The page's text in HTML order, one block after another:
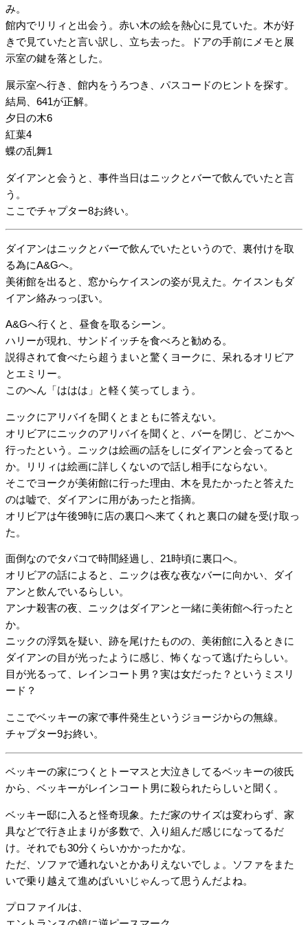
み。
館内でリリィと出会う。赤い木の絵を熱心に見ていた。木が好
きで見ていたと言い訳し、立ち去った。ドアの手前にメモと展
示室の鍵を落とした。
展示室へ行き、館内をうろつき、パスコードのヒントを探す。
結局、641が正解。
夕日の木6
紅葉4
蝶の乱舞1
ダイアンと会うと、事件当日はニックとバーで飲んでいたと言
う。
ここでチャプター8お終い。
ダイアンはニックとバーで飲んでいたというので、裏付けを取
る為にA&Gへ。
美術館を出ると、窓からケイスンの姿が見えた。ケイスンもダ
イアン絡みっっぽい。
A&Gへ行くと、昼食を取るシーン。
ハリーが現れ、サンドイッチを食べろと勧める。
説得されて食べたら超うまいと驚くヨークに、呆れるオリビア
とエミリー。
このへん「ははは」と軽く笑ってしまう。
ニックにアリバイを聞くとまともに答えない。
オリビアにニックのアリバイを聞くと、バーを閉じ、どこかへ
行ったという。ニックは絵画の話をしにダイアンと会ってると
か。リリィは絵画に詳しくないので話し相手にならない。
そこでヨークが美術館に行った理由、木を見たかったと答えた
のは嘘で、ダイアンに用があったと指摘。
オリビアは午後9時に店の裏口へ来てくれと裏口の鍵を受け取っ
た。
面倒なのでタバコで時間経過し、21時頃に裏口へ。
オリビアの話によると、ニックは夜な夜なバーに向かい、ダイ
アンと飲んでいるらしい。
アンナ殺害の夜、ニックはダイアンと一緒に美術館へ行ったと
か。
ニックの浮気を疑い、跡を尾けたものの、美術館に入るときに
ダイアンの目が光ったように感じ、怖くなって逃げたらしい。
目が光るって、レインコート男？実は女だった？というミスリ
ード？
ここでベッキーの家で事件発生というジョージからの無線。
チャプター9お終い。
ベッキーの家につくとトーマスと大泣きしてるベッキーの彼氏
から、ベッキーがレインコート男に殺られたらしいと聞く。
ベッキー邸に入ると怪奇現象。ただ家のサイズは変わらず、家
具などで行き止まりが多数で、入り組んだ感じになってるだ
け。それでも30分くらいかかったかな。
ただ、ソファで通れないとかありえないでしょ。ソファをまた
いで乗り越えて進めばいいじゃんって思うんだよね。
プロファイルは、